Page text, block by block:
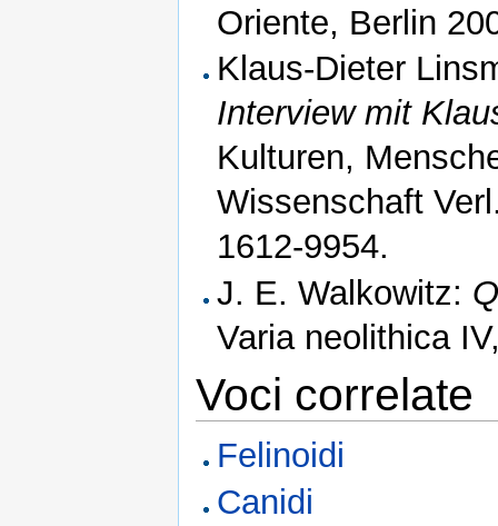
Oriente, Berlin
Klaus-Dieter
Interview mit
Kulturen,
Wissenschaft
1612-9954.
J. E. Walkowitz:
Varia neolithica
Voci correlate
Felinoidi
Canidi